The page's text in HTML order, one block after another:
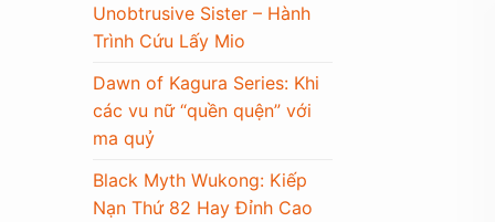
Unobtrusive Sister – Hành
Trình Cứu Lấy Mio
Dawn of Kagura Series: Khi
các vu nữ “quền quện” với
ma quỷ
Black Myth Wukong: Kiếp
Nạn Thứ 82 Hay Đỉnh Cao